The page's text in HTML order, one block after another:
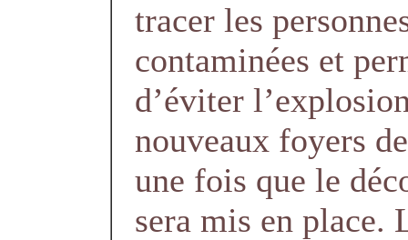
tracer les
contaminées et
d’éviter
nouveaux foyers
une fois que le
sera mis en place.